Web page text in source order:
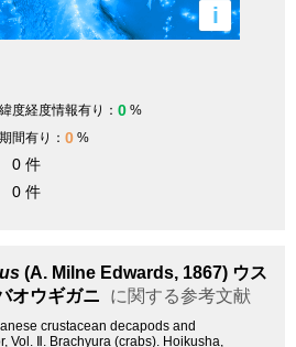
i
緯度経度情報有り： 0 %
期間有り： 0 %
0 件
0 件
(A. Milne Edwards, 1867) ウス
オウギガニ
に関する参考文献
crustacean decapods and
Vol. Ⅱ. Brachyura (crabs). Hoikusha,